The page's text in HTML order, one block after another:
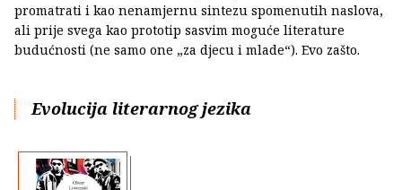
promatrati i kao nenamjernu sintezu spomenutih naslova,
ali prije svega kao prototip sasvim moguće literature
budućnosti (ne samo one „za djecu i mlade“). Evo zašto.
Evolucija literarnog jezika